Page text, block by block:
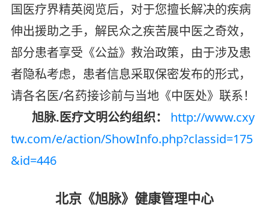
国医疗界精英阅览后，对于您擅长解决的疾病
伸出援助之手，解民众之疾苦展中医之奇效，
部分患者享受《公益》救治政策，由于涉及患
者隐私考虑，患者信息采取保密发布的形式，
请各名医/名药接诊前与当地《中医处》联系！
旭脉.医疗文明公约组织：
http://www.cxy
tw.com/e/action/ShowInfo.php?classid=175
&id=446
北京《旭脉》健康管理中心